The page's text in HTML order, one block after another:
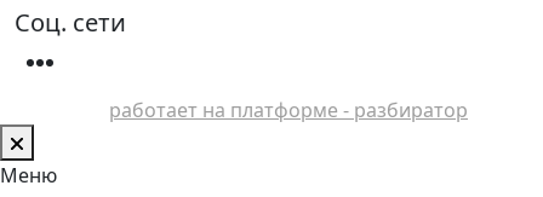
Соц. сети
работает на платформе - разбиратор
Меню